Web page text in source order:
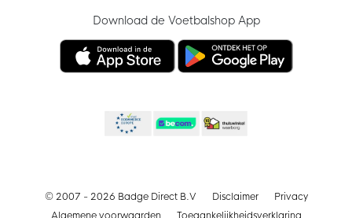
Download de Voetbalshop App
© 2007 - 2026 Badge Direct B.V Disclaimer
Privacy